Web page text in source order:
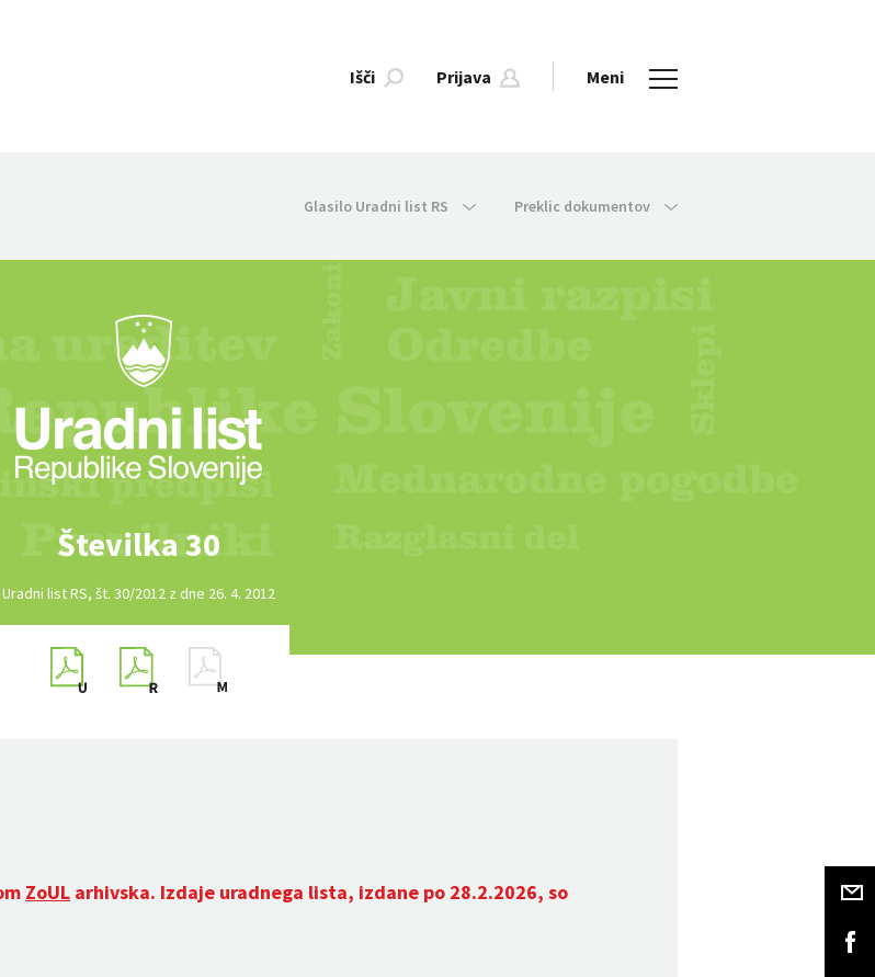
Išči Prijava Meni
Glasilo Uradni list RS Preklic dokumentov
Številka 30
Uradni list RS, št. 30/2012 z dne 26. 4. 2012
ZoUL arhivska. Izdaje uradnega lista, izdane po 28.2.2026, so